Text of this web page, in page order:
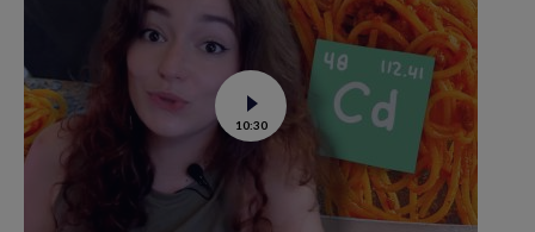
Voir
la
vidéo
Contamination
au
cadmium :
ce
10:30